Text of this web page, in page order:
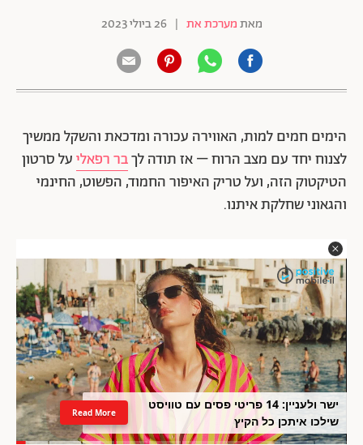
מאתמערכת את | 26 ביולי 2023
הימים חמים למות, האווירה עכורה ומדכאת והשקל ממשיך
לצנוח יחד עם מצב הרוח – אז תודה לךבר רפאליעל סרטון
הטיקטוק הזה, ועל טריק האיפור החמוד, הפשוט, החינמי
והגאוני שחלקת איתנו.
ישר ולעניין: 14 פריטי פסים עם טוויסט
שילכו איתכן כל הקיץ
Read More